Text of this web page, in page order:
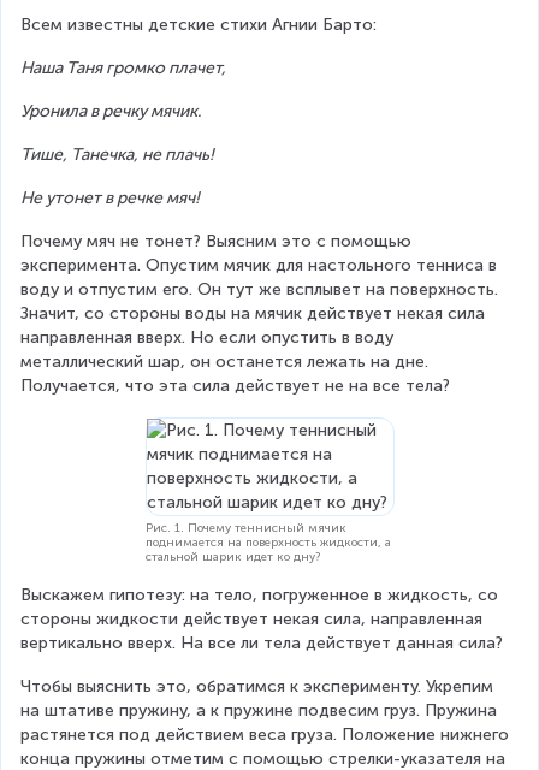
Всем известны детские стихи Агнии Барто:
Наша Таня громко плачет,
Уронила в речку мячик.
Тише, Танечка, не плачь!
Не утонет в речке мяч!
Почему мяч не тонет? Выясним это с помощью
эксперимента. Опустим мячик для настольного тенниса в
воду и отпустим его. Он тут же всплывет на поверхность.
Значит, со стороны воды на мячик действует некая сила
направленная вверх. Но если опустить в воду
металлический шар, он останется лежать на дне.
Получается, что эта сила действует не на все тела?
Рис. 1. Почему теннисный мячик
поднимается на поверхность жидкости, а
стальной шарик идет ко дну?
Выскажем гипотезу: на тело, погруженное в жидкость, со
стороны жидкости действует некая сила, направленная
вертикально вверх. На все ли тела действует данная сила?
Чтобы выяснить это, обратимся к эксперименту. Укрепим
на штативе пружину, а к пружине подвесим груз. Пружина
растянется под действием веса груза. Положение нижнего
конца пружины отметим с помощью стрелки-указателя на